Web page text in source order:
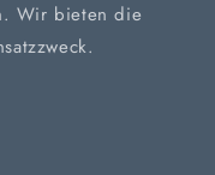
Wir bieten die